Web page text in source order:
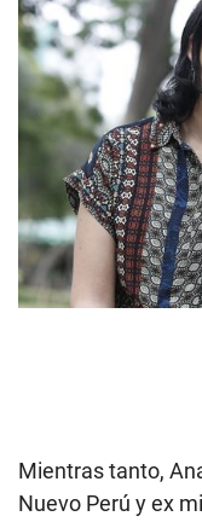
Mientras tanto,
Nuevo Perú y ex